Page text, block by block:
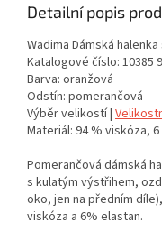
Detailní popis
Wadima Dámská
Katalogové číslo: 10385
Barva: oranžová
Odstín: pomerančová
Výběr velikostí |
Materiál: 94 % viskóza,
Pomerančová dámská
s kulatým výstřihem,
oko, jen na předním
viskóza a 6% elastan.